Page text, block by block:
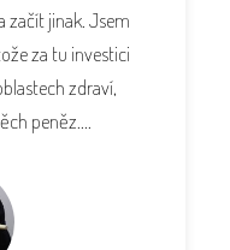
začít jinak. Jsem
za tu investici
zdraví,
peněz....